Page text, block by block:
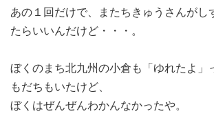
あの１回だけで、またちきゅうさんがし
たらいいんだけど・・・。
ぼくのまち北九州の小倉も「ゆれたよ」
もだちもいたけど、
ぼくはぜんぜんわかんなかったや。